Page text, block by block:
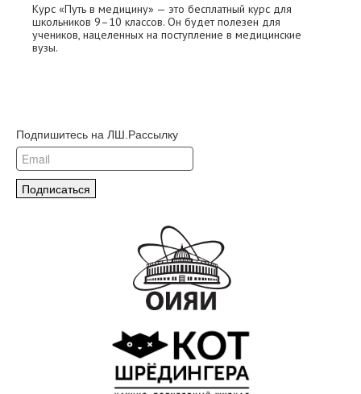
Курс «Путь в медицину» — это бесплатный курс для
школьников 9–10 классов. Он будет полезен для
учеников, нацеленных на поступление в медицинские
вузы.
Подпишитесь на ЛШ.Рассылку